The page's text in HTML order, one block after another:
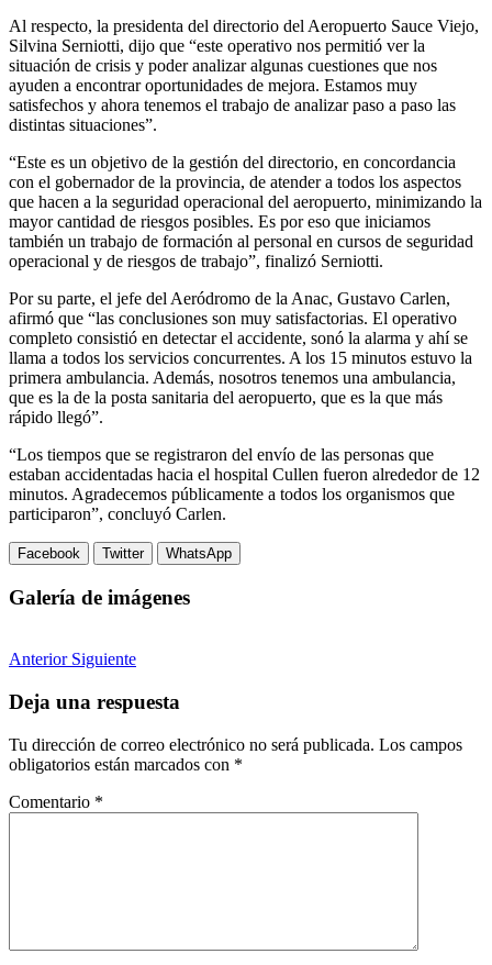
Al respecto, la presidenta del directorio del Aeropuerto Sauce Viejo,
Silvina Serniotti, dijo que “este operativo nos permitió ver la
situación de crisis y poder analizar algunas cuestiones que nos
ayuden a encontrar oportunidades de mejora. Estamos muy
satisfechos y ahora tenemos el trabajo de analizar paso a paso las
distintas situaciones”.
“Este es un objetivo de la gestión del directorio, en concordancia
con el gobernador de la provincia, de atender a todos los aspectos
que hacen a la seguridad operacional del aeropuerto, minimizando la
mayor cantidad de riesgos posibles. Es por eso que iniciamos
también un trabajo de formación al personal en cursos de seguridad
operacional y de riesgos de trabajo”, finalizó Serniotti.
Por su parte, el jefe del Aeródromo de la Anac, Gustavo Carlen,
afirmó que “las conclusiones son muy satisfactorias. El operativo
completo consistió en detectar el accidente, sonó la alarma y ahí se
llama a todos los servicios concurrentes. A los 15 minutos estuvo la
primera ambulancia. Además, nosotros tenemos una ambulancia,
que es la de la posta sanitaria del aeropuerto, que es la que más
rápido llegó”.
“Los tiempos que se registraron del envío de las personas que
estaban accidentadas hacia el hospital Cullen fueron alrededor de 12
minutos. Agradecemos públicamente a todos los organismos que
participaron”, concluyó Carlen.
Facebook Twitter WhatsApp
Galería de imágenes
Anterior Siguiente
Deja una respuesta
Tu dirección de correo electrónico no será publicada. Los campos
obligatorios están marcados con *
Comentario *